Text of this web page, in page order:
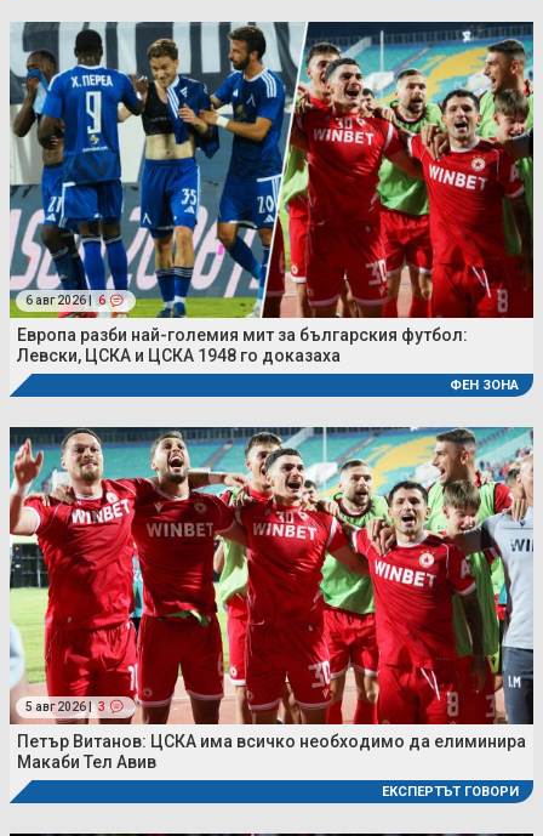
6 авг 2026 | 6
Европа разби най-големия мит за българския футбол:
Левски, ЦСКА и ЦСКА 1948 го доказаха
ФЕН ЗОНА
5 авг 2026 | 3
Петър Витанов: ЦСКА има всичко необходимо да елиминира
Макаби Тел Авив
ЕКСПЕРТЪТ ГОВОРИ